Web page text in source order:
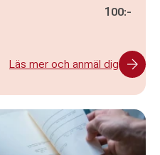
100:-
Läs mer och anmäl dig